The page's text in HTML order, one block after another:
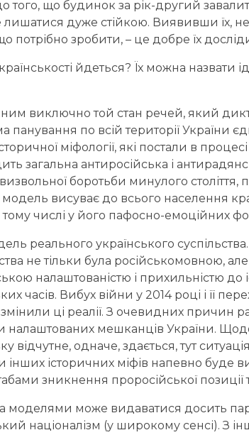
того, що будинок за рік-другий
дуже стійкою. Виявивши їх,
потрібно зробити, – це добре їх
йдеться? Їх можна назвати
виключно той стан речей, який
панування по всій території України
міфології, які постали в
загальна антиросійська і
боротьби минулого
модель висуває до всього населення
тому числі у його пафосно-емоційних
реального українського
не тільки була російськомовною,
налаштованістю і прихильністю до
часів. Вибух війни у 2014 році і її
ці реалії. З очевидних причин
налаштованих мешканців України.
відчутне, одначе, здається, тут
інших історичних міфів напевно буде
зникнення проросійської
моделями може видаватися досить
націоналізм (у широкому сенсі). З